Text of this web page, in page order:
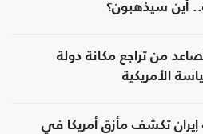
أين سيذهبون؟
من تراجع مكانة دولة
الأمريكية
إيران تكشف مأزق أمريكا في